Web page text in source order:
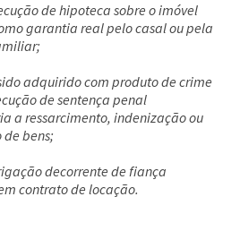
de hipoteca sobre o imóvel
garantia real pelo casal ou pela
adquirido com produto de crime
de sentença penal
a ressarcimento, indenização ou
bens;
decorrente de fiança
contrato de locação.